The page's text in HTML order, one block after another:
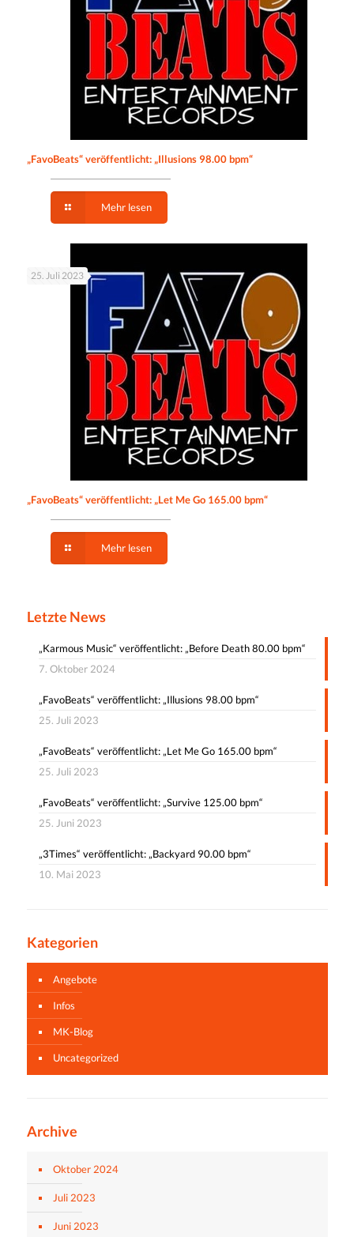
„FavoBeats“ veröffentlicht: „Illusions 98.00 bpm“
Mehr lesen
25. Juli 2023
„FavoBeats“ veröffentlicht: „Let Me Go 165.00 bpm“
Mehr lesen
Letzte News
„Karmous Music“ veröffentlicht: „Before Death 80.00 bpm“
7. Oktober 2024
„FavoBeats“ veröffentlicht: „Illusions 98.00 bpm“
25. Juli 2023
„FavoBeats“ veröffentlicht: „Let Me Go 165.00 bpm“
25. Juli 2023
„FavoBeats“ veröffentlicht: „Survive 125.00 bpm“
25. Juni 2023
„3Times“ veröffentlicht: „Backyard 90.00 bpm“
10. Mai 2023
Kategorien
Angebote
Infos
MK-Blog
Uncategorized
Archive
Oktober 2024
Juli 2023
Juni 2023